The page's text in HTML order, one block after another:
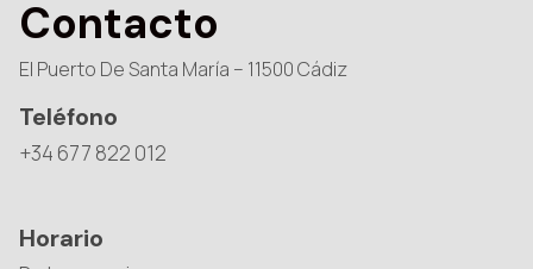
Contacto
El Puerto De Santa María – 11500 Cádiz
Teléfono
+34 677 822 012
Horario